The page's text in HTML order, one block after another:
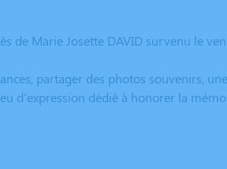
de Marie Josette DAVID survenu le
partager des photos souvenirs,
d'expression dédié à honorer la